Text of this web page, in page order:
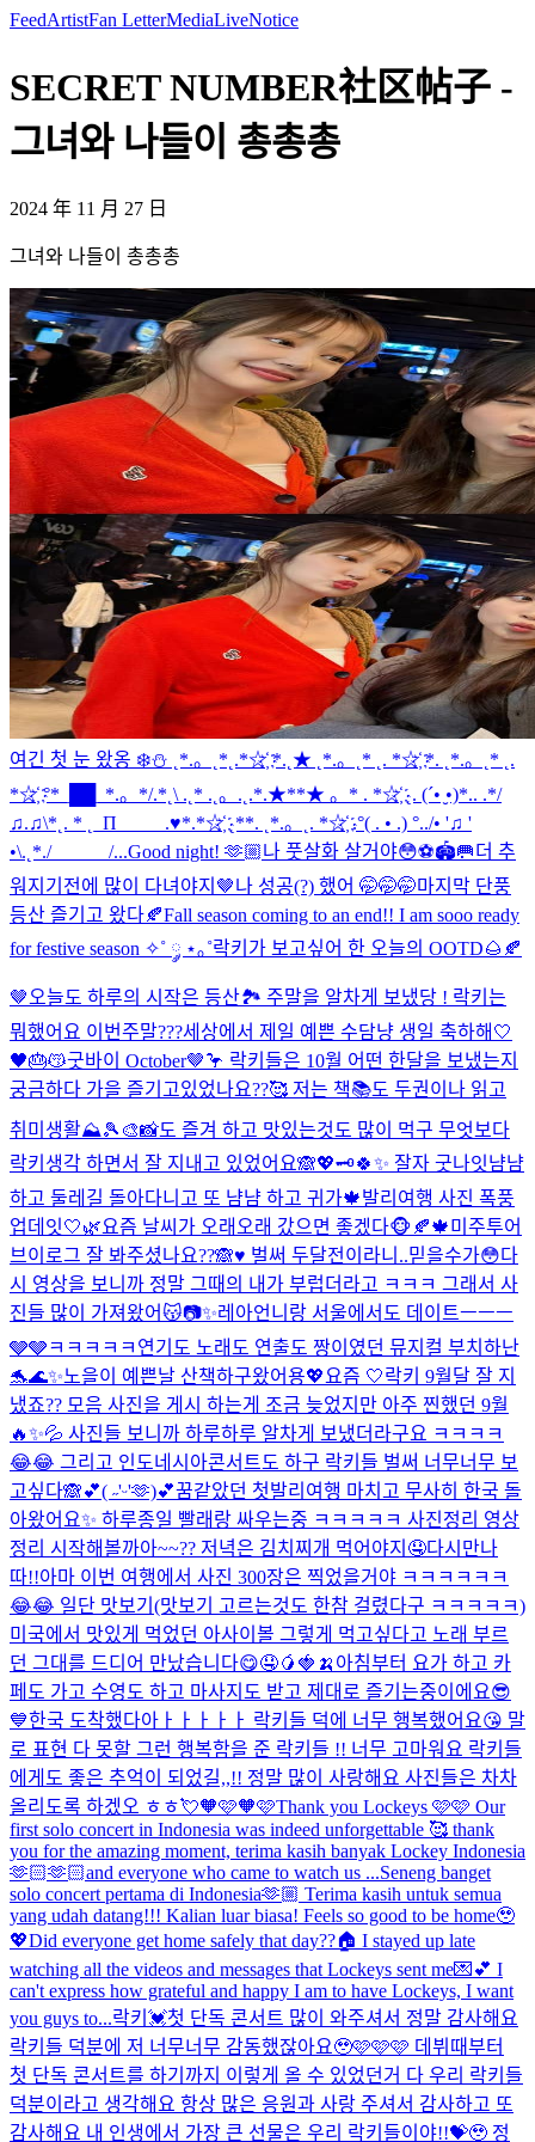
FeedArtistFan LetterMediaLiveNotice
SECRET NUMBER社区帖子 -
그녀와 나들이 총총총
2024 年 11 月 27 日
그녀와 나들이 총총총
여긴 첫 눈 왔옹 ❄️⛄️ ˛*.。˛*˛.*☆҉ *.˛★ ˛*.。˛* ˛. *☆҉ *. ˛*.。˛* ˛.
*☆҉ °*_██_*.。*/.*˛\ .˛* .˛。.˛.*.★**★ 。* . *☆҉ ˛. (´• ̮•)*.. .*/
♫.♫\*˛. * ˛_Π_____.♥*.*☆҉ ˛**. ˛*.。˛. *☆҉ .°( . • .) °../• '♫ '
•\.˛*./______/...Good night! 🫶🏼나 풋살화 살거야😳⚽️🏟️🥅더 추
워지기전에 많이 다녀야지🤎나 성공(?) 했어 🤭🤭🤭마지막 단풍
등산 즐기고 왔다🍂Fall season coming to an end!! I am sooo ready
for festive season ✧˚ ༘ ⋆｡˚락키가 보고싶어 한 오늘의 OOTD🌰🍂
🤎 오늘도 하루의 시작은 등산🏞️ 주말을 알차게 보냈당 ! 락키는
뭐했어요 이번주말???세상에서 제일 예쁜 수담냥 생일 축하해🤍
🖤🎂😽굿바이 October🤎🦩 락키들은 10월 어떤 한달을 보냈는지
궁금하다 가을 즐기고있었나요??🥰 저는 책📚도 두권이나 읽고
취미생활⛰️🎾🎨📸도 즐겨 하고 맛있는것도 많이 먹구 무엇보다
락키생각 하면서 잘 지내고 있었어요🙈💖🗝️🍀✨ 잘자 굿나잇냠냠
하고 둘레길 돌아다니고 또 냠냠 하고 귀가🍁발리여행 사진 폭풍
업데잇🤍🌿요즘 날씨가 오래오래 갔으면 좋겠다🐵🍂🍁미주투어
브이로그 잘 봐주셨나요??🙈♥️ 벌써 두달전이라니..믿을수가😳다
시 영상을 보니까 정말 그때의 내가 부럽더라고 ㅋㅋㅋ 그래서 사
진들 많이 가져왔어😽📷✨레아언니랑 서울에서도 데이트ㅡㅡㅡ
🩶🩶ㅋㅋㅋㅋㅋ 연기도 노래도 연출도 짱이였던 뮤지컬 부치하난
🐬🌊✨노을이 예쁜날 산책하구왔어용💖 요즘 🤍락키 9월달 잘 지
냈죠?? 모음 사진을 게시 하는게 조금 늦었지만 아주 찐했던 9월
🔥✨💦 사진들 보니까 하루하루 알차게 보냈더라구요 ㅋㅋㅋㅋ
😂😂 그리고 인도네시아콘서트도 하구 락키들 벌써 너무너무 보
고싶다🙈💕( ˶'ᵕ'🫶)💕꿈같았던 첫발리여행 마치고 무사히 한국 돌
아왔어요✨ 하루종일 빨래랑 싸우는중 ㅋㅋㅋㅋㅋ 사진정리 영상
정리 시작해볼까아~~?? 저녁은 김치찌개 먹어야지🤤다시만나
따!!아마 이번 여행에서 사진 300장은 찍었을거야 ㅋㅋㅋㅋㅋㅋ
😂😂 일단 맛보기(맛보기 고르는것도 한참 걸렸다구 ㅋㅋㅋㅋㅋ)
미국에서 맛있게 먹었던 아사이볼 그렇게 먹고싶다고 노래 부르
던 그대를 드디어 만났습니다😋🤤🥭🍓🍌 아침부터 요가 하고 카
페도 가고 수영도 하고 마사지도 받고 제대로 즐기는중이에요😎
💙한국 도착했다아ㅏㅏㅏㅏㅏ 락키들 덕에 너무 행복했어요😘 말
로 표현 다 못할 그런 행복함을 준 락키들 !! 너무 고마워요 락키들
에게도 좋은 추억이 되었길,,!! 정말 많이 사랑해요 사진들은 차차
올리도록 하겠오 ㅎㅎ💘🧡🩷🧡🩷Thank you Lockeys 🩷🩷 Our
first solo concert in Indonesia was indeed unforgettable 🥰 thank
you for the amazing moment, terima kasih banyak Lockey Indonesia
🫶🏻🫶🏻and everyone who came to watch us ...Seneng banget
solo concert pertama di Indonesia🫶🏼 Terima kasih untuk semua
yang udah datang!!! Kalian luar biasa! Feels so good to be home🥹
💖Did everyone get home safely that day??🏠 I stayed up late
watching all the videos and messages that Lockeys sent me💌💕 I
can't express how grateful and happy I am to have Lockeys, I want
you guys to...락키💓첫 단독 콘서트 많이 와주셔서 정말 감사해요
락키들 덕분에 저 너무너무 감동했잖아요🥹🩷🩷🩷 데뷔때부터
첫 단독 콘서트를 하기까지 이렇게 올 수 있었던거 다 우리 락키들
덕분이라고 생각해요 항상 많은 응원과 사랑 주셔서 감사하고 또
감사해요 내 인생에서 가장 큰 선물은 우리 락키들이야!!💝🥹 정